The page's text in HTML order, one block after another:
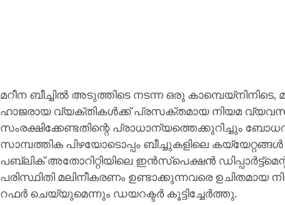
മറീന ബീച്ചിൽ അടുത്തിടെ നടന്ന ഒരു
ഹാജരായ വ്യക്തികൾക്ക് പ്രസക്തമായ നിയമ
സംരക്ഷിക്കേണ്ടതിന്റെ പ്രാധാന്യത്തെക്കുറിച്ചും
സാമ്പത്തിക പിഴയോടൊപ്പം ബീച്ചുകളിലെ കയ്യേറ്റങ്ങൾ
പബ്ലിക് അതോറിറ്റിയിലെ ഇൻസ്പെക്ഷൻ
പരിസ്ഥിതി മലിനീകരണം ഉണ്ടാക്കുന്നവരെ
റഫർ ചെയ്യുമെന്നും ഡയറക്ടർ കൂട്ടിച്ചേർത്തു.